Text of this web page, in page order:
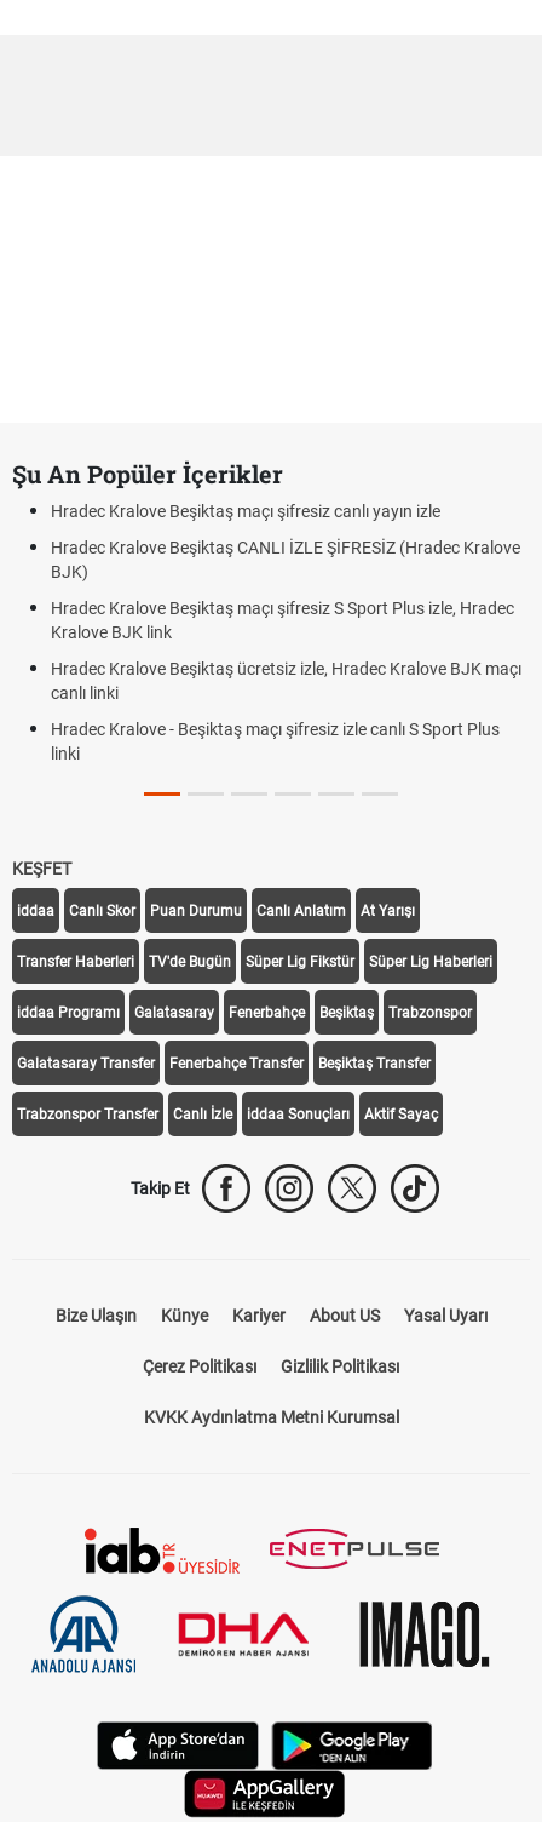
Şu An Popüler İçerikler
Hradec Kralove Beşiktaş maçı şifresiz canlı yayın izle
Hradec Kralove Beşiktaş CANLI İZLE ŞİFRESİZ (Hradec Kralove
BJK)
Hradec Kralove Beşiktaş maçı şifresiz S Sport Plus izle, Hradec
Kralove BJK link
Hradec Kralove Beşiktaş ücretsiz izle, Hradec Kralove BJK maçı
canlı linki
Hradec Kralove - Beşiktaş maçı şifresiz izle canlı S Sport Plus
linki
KEŞFET
iddaa Canlı Skor Puan Durumu Canlı Anlatım At Yarışı
Transfer Haberleri TV'de Bugün Süper Lig Fikstür Süper Lig Haberleri
iddaa Programı Galatasaray Fenerbahçe Beşiktaş Trabzonspor
Galatasaray Transfer Fenerbahçe Transfer Beşiktaş Transfer
Trabzonspor Transfer Canlı İzle iddaa Sonuçları Aktif Sayaç
Takip Et
Bize Ulaşın Künye Kariyer About US Yasal Uyarı
Çerez Politikası Gizlilik Politikası
KVKK Aydınlatma Metni Kurumsal